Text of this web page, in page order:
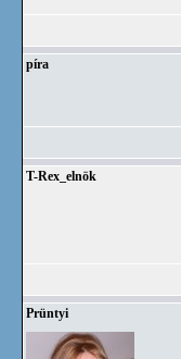
píra
T-Rex_elnök
Prüntyi